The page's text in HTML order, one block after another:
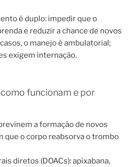
é duplo: impedir que o
e reduzir a chance de novos
o manejo é ambulatorial;
exigem internação.
funcionam e por
a formação de novos
que o corpo reabsorva o trombo
diretos (DOACs): apixabana,